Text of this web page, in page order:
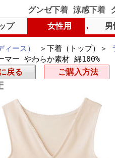
グンゼ下着 涼感下着
ース） ＞下着（トップ）＞
マー やわらか素材 綿100%
戻る ご購入方法
プ 女性用 男